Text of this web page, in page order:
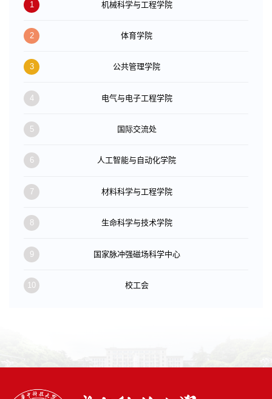
1 机械科学与工程学院
2 体育学院
3 公共管理学院
4 电气与电子工程学院
5 国际交流处
6 人工智能与自动化学院
7 材料科学与工程学院
8 生命科学与技术学院
9 国家脉冲强磁场科学中心
10 校工会